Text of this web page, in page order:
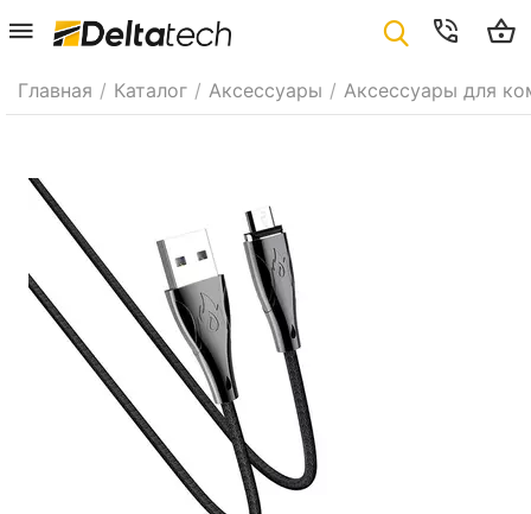
Главная / Каталог / Аксессуары / Аксессуары для